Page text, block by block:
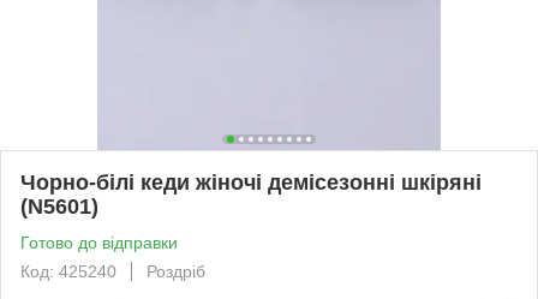
Чорно-білі кеди жіночі демісезонні шкіряні
(N5601)
Готово до відправки
Код: 425240
Роздріб